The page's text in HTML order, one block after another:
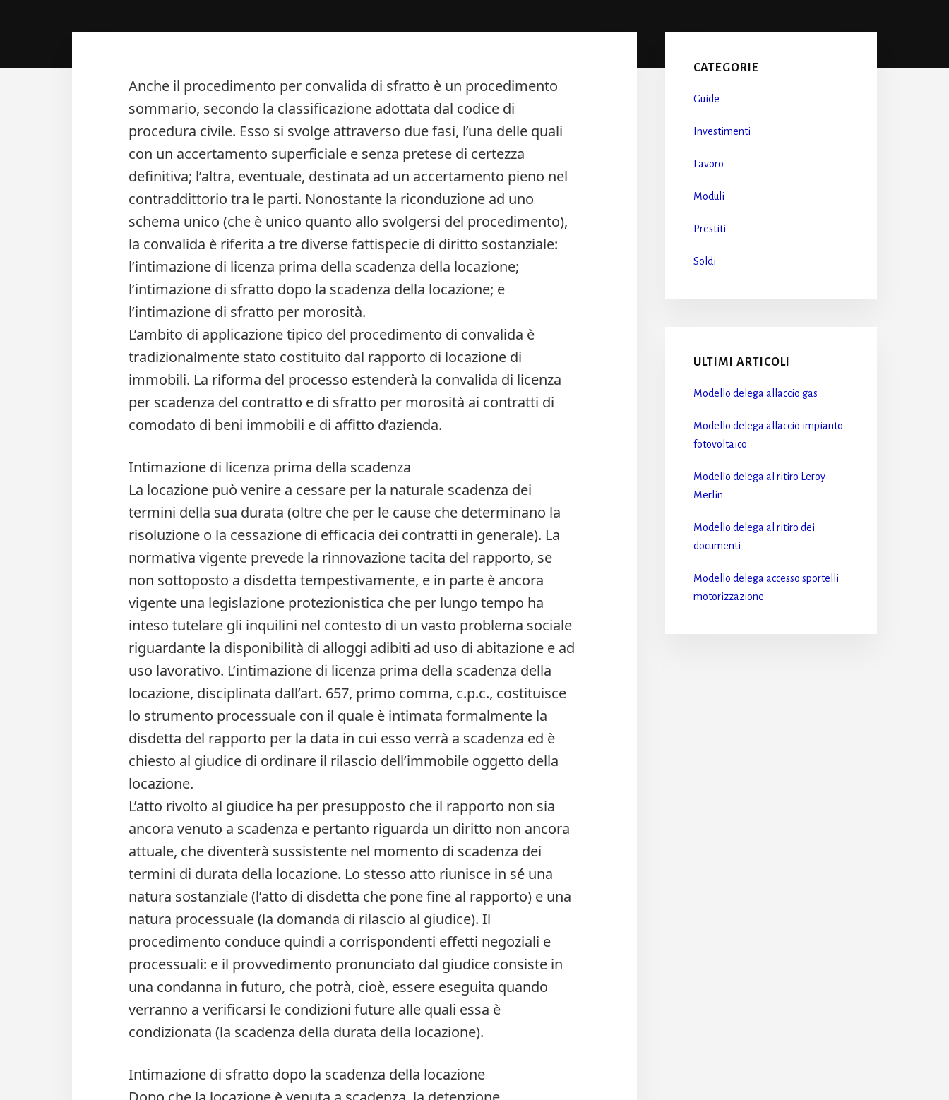
Anche il procedimento per convalida di sfratto è un procedimento
sommario, secondo la classificazione adottata dal codice di
procedura civile. Esso si svolge attraverso due fasi, l’una delle quali
con un accertamento superficiale e senza pretese di certezza
definitiva; l’altra, eventuale, destinata ad un accertamento pieno nel
contraddittorio tra le parti. Nonostante la riconduzione ad uno
schema unico (che è unico quanto allo svolgersi del procedimento),
la convalida è riferita a tre diverse fattispecie di diritto sostanziale:
l’intimazione di licenza prima della scadenza della locazione;
l’intimazione di sfratto dopo la scadenza della locazione; e
l’intimazione di sfratto per morosità.
L’ambito di applicazione tipico del procedimento di convalida è
tradizionalmente stato costituito dal rapporto di locazione di
immobili. La riforma del processo estenderà la convalida di licenza
per scadenza del contratto e di sfratto per morosità ai contratti di
comodato di beni immobili e di affitto d’azienda.
Intimazione di licenza prima della scadenza
La locazione può venire a cessare per la naturale scadenza dei
termini della sua durata (oltre che per le cause che determinano la
risoluzione o la cessazione di efficacia dei contratti in generale). La
normativa vigente prevede la rinnovazione tacita del rapporto, se
non sottoposto a disdetta tempestivamente, e in parte è ancora
vigente una legislazione protezionistica che per lungo tempo ha
inteso tutelare gli inquilini nel contesto di un vasto problema sociale
riguardante la disponibilità di alloggi adibiti ad uso di abitazione e ad
uso lavorativo. L’intimazione di licenza prima della scadenza della
locazione, disciplinata dall’art. 657, primo comma, c.p.c., costituisce
lo strumento processuale con il quale è intimata formalmente la
disdetta del rapporto per la data in cui esso verrà a scadenza ed è
chiesto al giudice di ordinare il rilascio dell’immobile oggetto della
locazione.
L’atto rivolto al giudice ha per presupposto che il rapporto non sia
ancora venuto a scadenza e pertanto riguarda un diritto non ancora
attuale, che diventerà sussistente nel momento di scadenza dei
termini di durata della locazione. Lo stesso atto riunisce in sé una
natura sostanziale (l’atto di disdetta che pone fine al rapporto) e una
natura processuale (la domanda di rilascio al giudice). Il
procedimento conduce quindi a corrispondenti effetti negoziali e
processuali: e il provvedimento pronunciato dal giudice consiste in
una condanna in futuro, che potrà, cioè, essere eseguita quando
verranno a verificarsi le condizioni future alle quali essa è
condizionata (la scadenza della durata della locazione).
Intimazione di sfratto dopo la scadenza della locazione
Sidebar
CATEGORIE
Guide
Investimenti
Lavoro
Moduli
Prestiti
Soldi
ULTIMI ARTICOLI
Modello delega allaccio gas​
Modello delega allaccio impianto
fotovoltaico​
Modello delega al ritiro Leroy
Merlin​
Modello delega al ritiro dei
documenti​
Modello delega accesso sportelli
motorizzazione​